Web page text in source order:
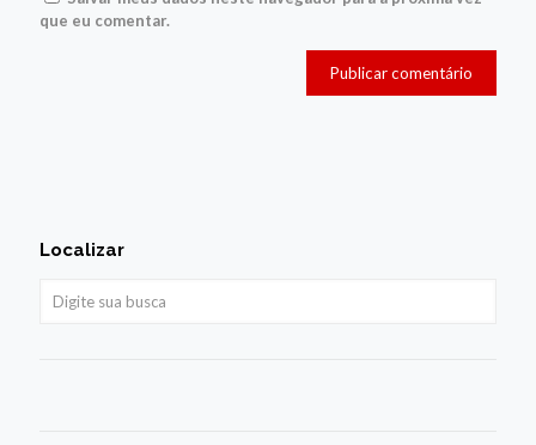
que eu comentar.
Localizar